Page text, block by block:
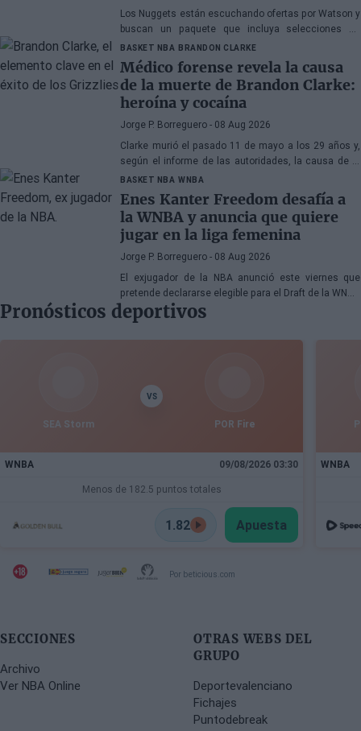
Los Nuggets están escuchando ofertas por Watson y
buscan un paquete que incluya selecciones de
primera ronda, jóvenes talentos o una combinación
de ambos
BASKET NBA BRANDON CLARKE
Médico forense revela la causa
de la muerte de Brandon Clarke:
heroína y cocaína
Jorge P. Borreguero - 08 Aug 2026
Clarke murió el pasado 11 de mayo a los 29 años y,
según el informe de las autoridades, la causa de la
muerte fueron los efectos de la heroína y la cocaína
BASKET NBA WNBA
Enes Kanter Freedom desafía a
la WNBA y anuncia que quiere
jugar en la liga femenina
Jorge P. Borreguero - 08 Aug 2026
El exjugador de la NBA anunció este viernes que
pretende declararse elegible para el Draft de la WNBA
de 2027
Pronósticos deportivos
SEA Storm
VS
POR Fire
WNBA 09/08/2026 03:30
Menos de 182.5 puntos totales
1.82 Apuesta
WNBA
Por beticious.com
SECCIONES
Archivo
Ver NBA Online
OTRAS WEBS DEL
GRUPO
Deportevalenciano
Fichajes
Puntodebreak